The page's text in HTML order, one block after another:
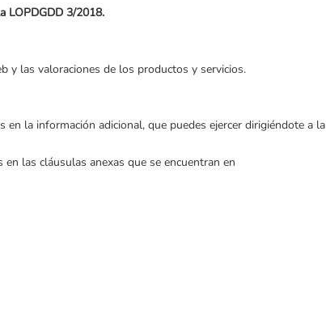
LOPDGDD 3/2018.
y las valoraciones de los productos y servicios.
en la información adicional, que puedes ejercer dirigiéndote a la
las cláusulas anexas que se encuentran en